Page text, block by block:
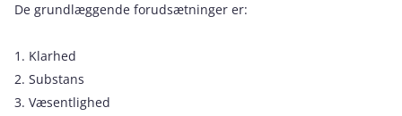
De grundlæggende forudsætninger er:
1. Klarhed
2. Substans
3. Væsentlighed